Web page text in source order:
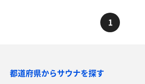
1
都道府県からサウナを探す